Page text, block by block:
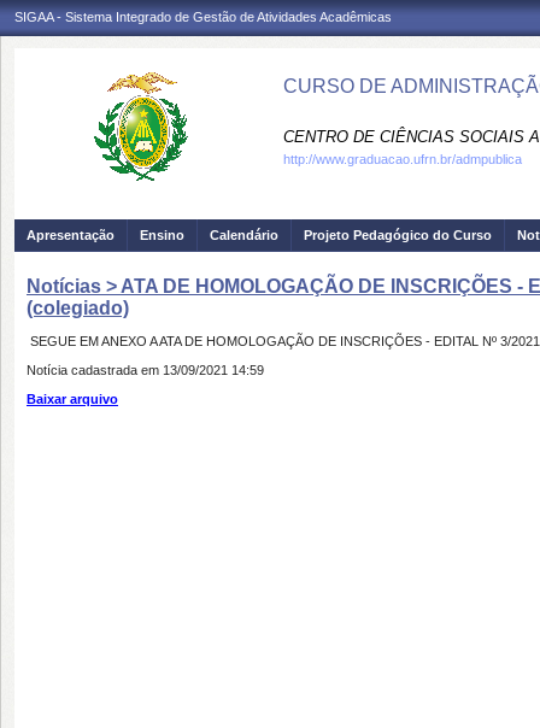
SIGAA - Sistema Integrado de Gestão de Atividades Acadêmicas
CURSO DE
CENTRO DE CIÊNCIAS SOCIAIS
http://www.graduacao.ufrn.br/admpublica
Apresentação Ensino Calendário Projeto Pedagógico do Curso
Notícias > ATA DE HOMOLOGAÇÃO DE INSCRIÇÕES
(colegiado)
SEGUE EM ANEXO A ATA DE HOMOLOGAÇÃO DE INSCRIÇÕES - EDITAL Nº 3/
Notícia cadastrada em 13/09/2021 14:59
Baixar arquivo